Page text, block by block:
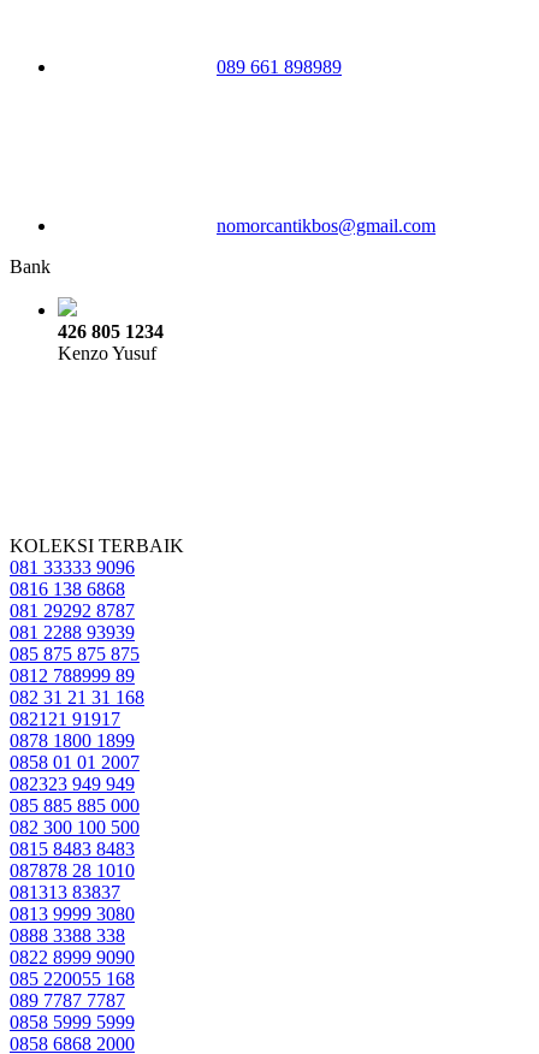
089 661 898989
nomorcantikbos@gmail.com
Bank
426 805 1234
Kenzo Yusuf
KOLEKSI TERBAIK
081 33333 9096
0816 138 6868
081 29292 8787
081 2288 93939
085 875 875 875
0812 788999 89
082 31 21 31 168
082121 91917
0878 1800 1899
0858 01 01 2007
082323 949 949
085 885 885 000
082 300 100 500
0815 8483 8483
087878 28 1010
081313 83837
0813 9999 3080
0888 3388 338
0822 8999 9090
085 220055 168
089 7787 7787
0858 5999 5999
0858 6868 2000